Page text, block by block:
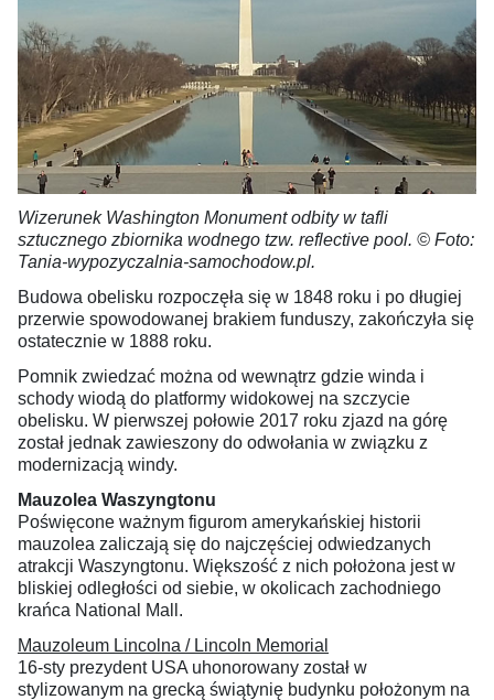
Wizerunek Washington Monument odbity w tafli
sztucznego zbiornika wodnego tzw. reflective pool. © Foto:
Tania-wypozyczalnia-samochodow.pl.
Budowa obelisku rozpoczęła się w 1848 roku i po długiej
przerwie spowodowanej brakiem funduszy, zakończyła się
ostatecznie w 1888 roku.
Pomnik zwiedzać można od wewnątrz gdzie winda i
schody wiodą do platformy widokowej na szczycie
obelisku. W pierwszej połowie 2017 roku zjazd na górę
został jednak zawieszony do odwołania w związku z
modernizacją windy.
Mauzolea Waszyngtonu
Poświęcone ważnym figurom amerykańskiej historii
mauzolea zaliczają się do najczęściej odwiedzanych
atrakcji Waszyngtonu. Większość z nich położona jest w
bliskiej odległości od siebie, w okolicach zachodniego
krańca National Mall.
Mauzoleum Lincolna / Lincoln Memorial
16-sty prezydent USA uhonorowany został w
stylizowanym na grecką świątynię budynku położonym na